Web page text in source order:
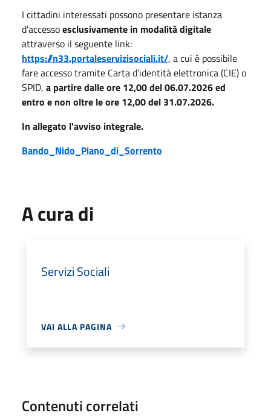
I cittadini interessati possono presentare istanza
d’accessoesclusivamente in modalità digitale
attraverso il seguente link:
https://n33.portaleservizisociali.it/, a cui è possibile
fare accesso tramite Carta d’identità elettronica (CIE) o
SPID, a partire dalle ore 12,00 del 06.07.2026 ed
entro e non oltre le ore 12,00 del 31.07.2026.
In allegato l'avviso integrale.
Bando_Nido_Piano_di_Sorrento
A cura di
Servizi Sociali
VAI ALLA PAGINA
Contenuti correlati